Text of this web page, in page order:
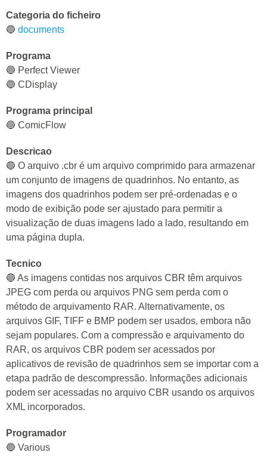
Categoria do ficheiro
🔵 documents
Programa
🔵 Perfect Viewer
🔵 CDisplay
Programa principal
🔵 ComicFlow
Descricao
🔵 O arquivo .cbr é um arquivo comprimido para armazenar
um conjunto de imagens de quadrinhos. No entanto, as
imagens dos quadrinhos podem ser pré-ordenadas e o
modo de exibição pode ser ajustado para permitir a
visualização de duas imagens lado a lado, resultando em
uma página dupla.
Tecnico
🔵 As imagens contidas nos arquivos CBR têm arquivos
JPEG com perda ou arquivos PNG sem perda com o
método de arquivamento RAR. Alternativamente, os
arquivos GIF, TIFF e BMP podem ser usados, embora não
sejam populares. Com a compressão e arquivamento do
RAR, os arquivos CBR podem ser acessados por
aplicativos de revisão de quadrinhos sem se importar com a
etapa padrão de descompressão. Informações adicionais
podem ser acessadas no arquivo CBR usando os arquivos
XML incorporados.
Programador
🔵 Various